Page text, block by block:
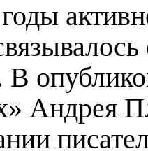
В
Андрея